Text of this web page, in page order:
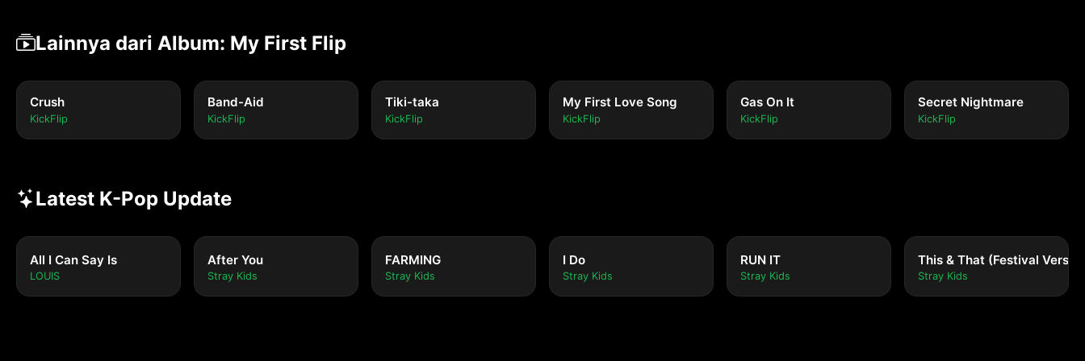
Lainnya dari Album: My First Flip
Crush
KickFlip
Band-Aid
KickFlip
Tiki-taka
KickFlip
My First Love Song
KickFlip
Gas On It
KickFlip
Secret Nightmare
KickFlip
Latest K-Pop Update
All I Can Say Is
LOUIS
After You
Stray Kids
FARMING
Stray Kids
I Do
Stray Kids
RUN IT
Stray Kids
This & That (Festival
Stray Kids